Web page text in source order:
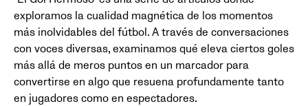
exploramos la cualidad magnética de los momentos
más inolvidables del fútbol. A través de conversaciones
con voces diversas, examinamos qué eleva ciertos goles
más allá de meros puntos en un marcador para
convertirse en algo que resuena profundamente tanto
en jugadores como en espectadores.